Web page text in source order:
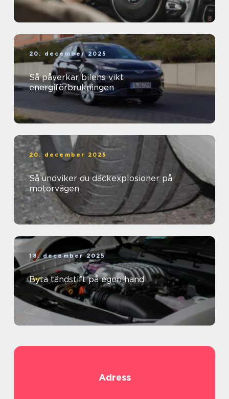
20. december 2025
Så påverkar bilens vikt
energiförbrukningen
20. december 2025
Så undviker du däckexplosioner på
motorvägen
18. december 2025
Byta tändstift på egen hand
Adress